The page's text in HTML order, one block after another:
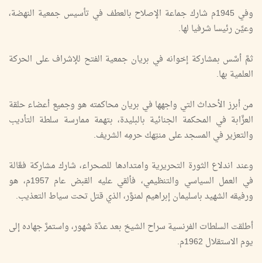
وفي 1945م شارك جماعة الإصلاح بالعطف في تأسيس جمعية النهضة،
وعيِّن رئيسا شرفيا لها.
ثمَّ أسَّس بمشاركة إخوانه في بريان جمعية الفتح للإشراف على الحركة
العلمية بها.
من أبرز الأحداث التي واجهها في بريان محاكمته هو وجميع أعضاء حلقة
العزَّابة في المحكمة الجنائية بالبليدة، بتهمة ممارسة سلطة التأديب
والتعزير في المسجد على منتِهك حرمِه الشريف.
وعند اندلاع الثورة التحريرية وامتدادها للصحراء، شارك مشاركة فعَّالة
في العمل السياسي والتنظيمي، فألقي عليه القبض عام 1957م، هو
ورفيقه الشهيد باسليمان إبراهيم لمنوَّر، الذي قتل تحت سياط التعذيب.
أطلقت السلطات الفرنسية سراح الشيخ بعد عدَّة شهور، واستمرَّ جهاده إلى
يوم الاستقلال 1962م.